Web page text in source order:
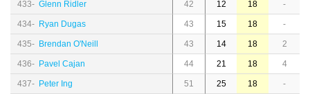
433- Glenn Ridler 42 12 18 -
434- Ryan Dugas 43 15 18 -
435- Brendan O'Neill 43 14 18 2
436- Pavel Cajan 44 21 18 4
437- Peter Ing 51 25 18 -